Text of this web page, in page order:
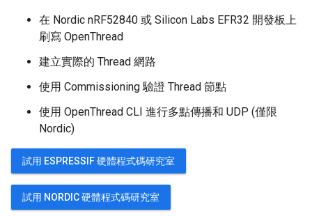
在 Nordic nRF52840 或 Silicon Labs EFR32 開發板上
刷寫 OpenThread
建立實際的 Thread 網路
使用 Commissioning 驗證 Thread 節點
使用 OpenThread CLI 進行多點傳播和 UDP (僅限
Nordic)
試用 ESPRESSIF 硬體程式碼研究室
試用 NORDIC 硬體程式碼研究室